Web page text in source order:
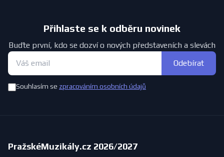
Přihlaste se k odběru novinek
Buďte první, kdo se dozví o nových představeních a slevách
Odebírat
Souhlasím se zpracováním osobních údajů
PražskéMuzikály.cz 2026/2027